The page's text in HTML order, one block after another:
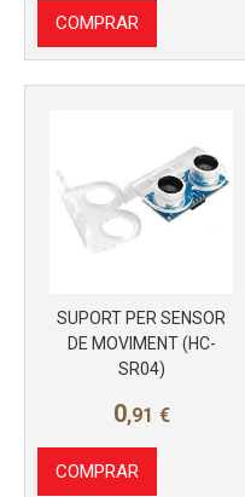
COMPRAR
SUPORT PER SENSOR
DE MOVIMENT (HC-
SR04)
0,91 €
COMPRAR
Más info